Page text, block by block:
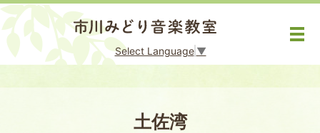
Select Language ▼
メ
土佐湾